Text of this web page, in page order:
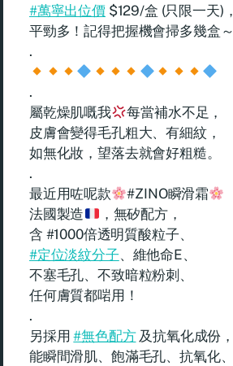
#萬寧出位價$129/盒 (只限一天)，
平勁多！記得把握機會掃多幾盒～
.
.
屬乾燥肌嘅我
每當補水不足，
皮膚會變得毛孔粗大、有細紋，
如無化妝，望落去就會好粗糙。
.
最近用咗呢款
#ZINO瞬滑霜
法國製造
，無矽配方，
含 #1000倍透明質酸粒子、
#定位淡紋分子、維他命E、
不塞毛孔、不致暗粒粉刺、
任何膚質都啱用！
.
另採用#無色配方及抗氧化成份，
能瞬間滑肌、飽滿毛孔、抗氧化、